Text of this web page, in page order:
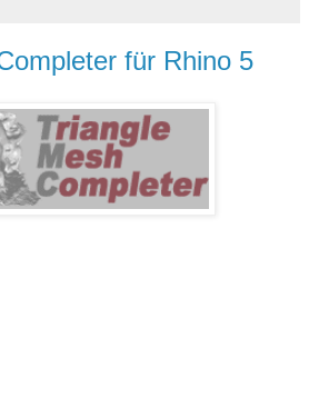
für Rhino 5